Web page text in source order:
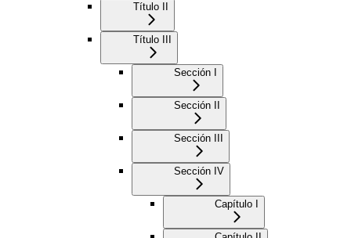
Título II
Título III
Sección I
Sección II
Sección III
Sección IV
Capítulo I